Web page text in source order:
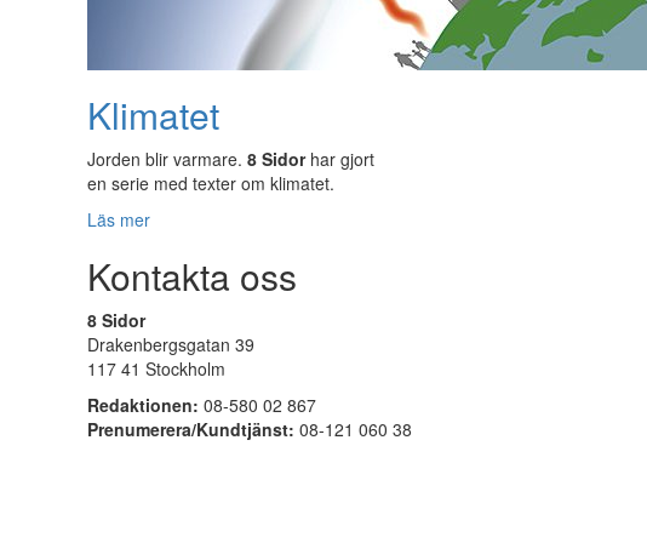
Klimatet
Jorden blir varmare. 8 Sidorhar gjort
en serie med texter om klimatet.
Läs mer
Kontakta oss
8 Sidor
Drakenbergsgatan 39
117 41 Stockholm
Redaktionen: 08-580 02 867
Prenumerera/Kundtjänst: 08-121 060 38